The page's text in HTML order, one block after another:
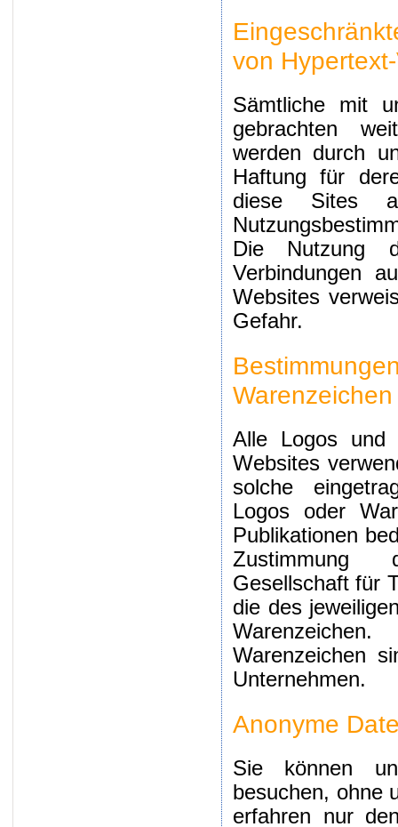
von
Sämtliche mit
gebrachten
werden durch
Haftung für
diese Sites
Die Nutzung
Verbindungen
Websites
Gefahr.
Warenzeichen
Alle Logos und
Websites
solche
Logos oder
Publikationen
Zustimmung
Gesellschaft für
die des
Warenzeichen
Unternehmen.
Anonyme
Sie können
besuchen, ohne
erfahren nur